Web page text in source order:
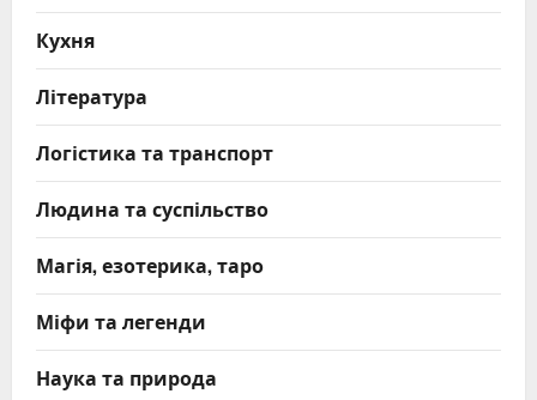
Кухня
Література
Логістика та транспорт
Людина та суспільство
Магія, езотерика, таро
Міфи та легенди
Наука та природа